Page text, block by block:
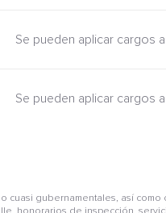
Se pueden aplicar cargos
Se pueden aplicar cargos
gubernamentales, así